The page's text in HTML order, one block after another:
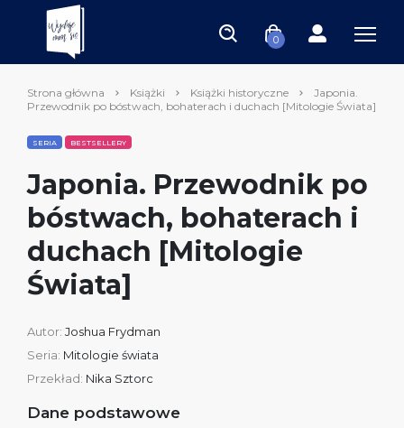
0
Strona główna Książki Książki historyczne
Japonia.
Przewodnik po bóstwach, bohaterach i duchach [Mitologie Świata]
SERIA BESTSELLERY
Japonia. Przewodnik po
bóstwach, bohaterach i
duchach [Mitologie
Świata]
Autor: Joshua Frydman
Seria: Mitologie świata
Przekład: Nika Sztorc
Dane podstawowe